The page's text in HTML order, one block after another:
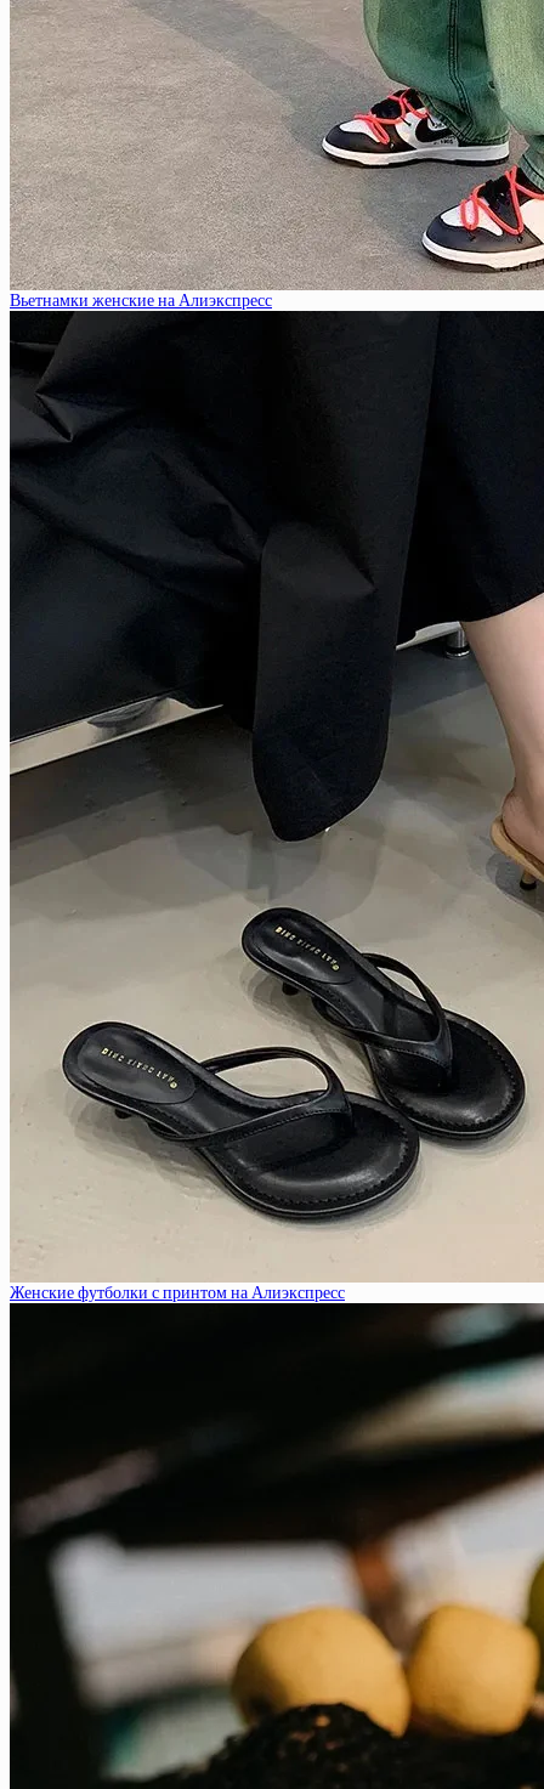
Вьетнамки женские на Алиэкспресс
Женские футболки с принтом на Алиэкспресс